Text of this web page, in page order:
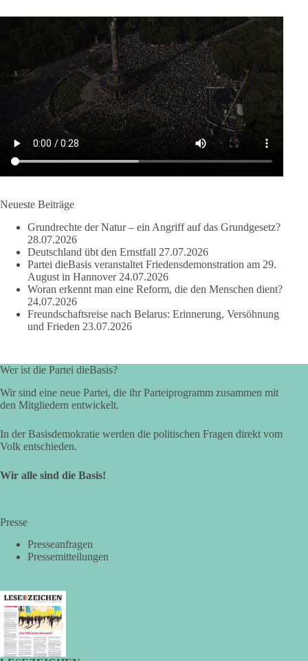
Auf Facebook ansehen
DieBasis
1 Tag zuvor
🔎 Über 100-mal keine Antwort.
Anthony Fauci, Immunologe und Berater des ehemaligen US-
Präsidenten, hat bei einer Anhörung des US-Senats auf mehr
als 100 Fragen die Aussage verweigert. Die juristische
Bewertung werden Gerichte und Ermittlungen klären – auch
der Vorgang eines deutlich:
Die Corona-Zeit ist noch lange nicht aufgearbeitet.
Auch in Deutschland warten viele Menschen bis heute auf
Antworten:
❓ Wie wurden politische Entscheidungen getroffen?
❓ Welche Maßnahmen waren notwendig und welche nicht?
❓Und wer übernimmt die Verantwortung für die massiven
in unseren Rechtsstaat?
🟩🟩🟦🟦🟥🟥🟧🟧
Fragen zu vermeiden. Sie lebt davon, Fragen offen zu stellen
und transparent zu beantworten.
dieBasis fordert deshalb weiterhin eine unabhängige,
rand-paul-6b25da9f75a0becbaf2886ab22643e67
https://www.tichyseinblick.de/kolumnen/aus-aller-welt/usa-
#dieBasis #Corona
#Vertrauen
Neueste Beiträge
Grundrechte der Natur – ein Angriff auf das Grundgesetz?
28.07.2026
Deutschland übt den Ernstfall 27.07.2026
Partei dieBasis veranstaltet Friedensdemonstration am 29.
August in Hannover 24.07.2026
Woran erkennt man eine Reform, die den Menschen dient?
24.07.2026
Freundschaftsreise nach Belarus: Erinnerung, Versöhnung
und Frieden 23.07.2026
Wer ist die Partei dieBasis?
Wir sind eine neue Partei, die ihr Parteiprogramm zusammen mit
den Mitgliedern entwickelt.
In der Basisdemokratie werden die politischen Fragen direkt vom
Volk entschieden.
Wir alle sind die Basis!
Presse
Presseanfragen
Pressemitteilungen